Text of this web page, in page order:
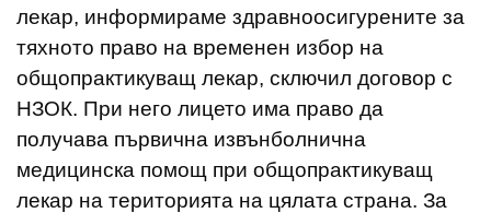
лекар, информираме здравноосигурените за
тяхното право на временен избор на
общопрактикуващ лекар, сключил договор с
НЗОК. При него лицето има право да
получава първична извънболнична
медицинска помощ при общопрактикуващ
лекар на територията на цялата страна. За